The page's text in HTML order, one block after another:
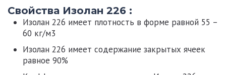
Свойства Изолан 226 :
Изолан 226 имеет плотность в форме равной 55 –
60 кг/м3
Изолан 226 имеет содержание закрытых ячеек
равное 90%